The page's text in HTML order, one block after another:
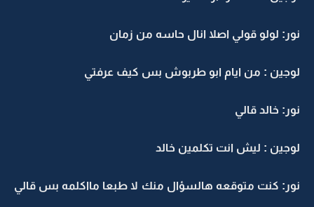
نور: لولو قولي اصلا انال حاسه من زمان
لوجين : من ايام ابو طربوش بس كيف عرفتي
نور: خالد قالي
لوجين : ليش انت تكلمين خالد
نور: كنت متوقعه هالسؤال منك لا طبعا مااكلمه بس قالي